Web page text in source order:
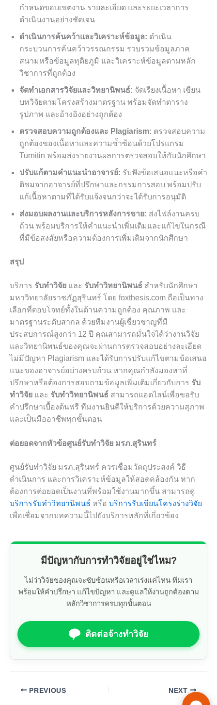
กำหนดขอบเขตงาน รายละเอียด และระยะเวลาการ
ดำเนินงานอย่างชัดเจน
ดำเนินการค้นคว้าและวิเคราะห์ข้อมูล: ดำเนิน
กระบวนการค้นคว้าวรรณกรรม รวบรวมข้อมูลภาค
สนามหรือข้อมูลทุติยภูมิ และวิเคราะห์ข้อมูลตามหลัก
วิชาการที่ถูกต้อง
จัดทำเอกสารวิจัยและวิทยานิพนธ์: จัดเรียงเนื้อหา เขียน
บทวิจัยตามโครงสร้างมาตรฐาน พร้อมจัดทำตาราง
รูปภาพ และอ้างอิงอย่างถูกต้อง
ตรวจสอบความถูกต้องและ Plagiarism: ตรวจสอบความ
ถูกต้องของเนื้อหาและความซ้ำซ้อนด้วยโปรแกรม
Turnitin พร้อมส่งรายงานผลการตรวจสอบให้กับนักศึกษา
ปรับแก้ตามคำแนะนำอาจารย์: รับฟังข้อเสนอแนะหรือคำ
ติชมจากอาจารย์ที่ปรึกษาและกรรมการสอบ พร้อมปรับ
แก้เนื้อหาตามที่ได้รับแจ้งจนกว่าจะได้รับการอนุมัติ
ส่งมอบผลงานและบริการหลังการขาย: ส่งไฟล์งานครบ
ถ้วน พร้อมบริการให้คำแนะนำเพิ่มเติมและแก้ไขในกรณี
ที่มีข้อสงสัยหรือความต้องการเพิ่มเติมจากนักศึกษา
สรุป
บริการ รับทำวิจัย และ รับทำวิทยานิพนธ์ สำหรับนักศึกษา
มหาวิทยาลัยราชภัฏสุรินทร์ โดย foxthesis.com ถือเป็นทาง
เลือกที่ตอบโจทย์ทั้งในด้านความถูกต้อง คุณภาพ และ
มาตรฐานระดับสากล ด้วยทีมงานผู้เชี่ยวชาญที่มี
ประสบการณ์สูงกว่า 12 ปี คุณสามารถมั่นใจได้ว่างานวิจัย
และวิทยานิพนธ์ของคุณจะผ่านการตรวจสอบอย่างละเอียด
ไม่มีปัญหา Plagiarism และได้รับการปรับแก้ไขตามข้อเสนอ
แนะของอาจารย์อย่างครบถ้วน หากคุณกำลังมองหาที่
ปรึกษาหรือต้องการสอบถามข้อมูลเพิ่มเติมเกี่ยวกับการ รับ
ทำวิจัย และ รับทำวิทยานิพนธ์ สามารถแอดไลน์เพื่อขอรับ
คำปรึกษาเบื้องต้นฟรี ทีมงานยินดีให้บริการด้วยความสุภาพ
และเป็นมืออาชีพทุกขั้นตอน
ต่อยอดจากหัวข้อศูนย์รับทำวิจัย มรภ.สุรินทร์
ศูนย์รับทำวิจัย มรภ.สุรินทร์ ควรเชื่อมวัตถุประสงค์ วิธี
ดำเนินการ และการวิเคราะห์ข้อมูลให้สอดคล้องกัน หาก
ต้องการต่อยอดเป็นงานที่พร้อมใช้งานมากขึ้น สามารถดู
บริการรับทำวิทยานิพนธ์ หรือ บริการรับเขียนโครงร่างวิจัย
เพื่อเชื่อมจากบทความนี้ไปยังบริการหลักที่เกี่ยวข้อง
มีปัญหากับการทำวิจัยอยู่ใช่ไหม?
ไม่ว่าวิจัยของคุณจะซับซ้อนหรือเวลาเร่งแค่ไหน ทีมเรา
พร้อมให้คำปรึกษา แก้ไขปัญหา และดูแลให้งานถูกต้องตาม
หลักวิชาการครบทุกขั้นตอน
ติดต่อจ้างทำวิจัย
PREVIOUS NEXT